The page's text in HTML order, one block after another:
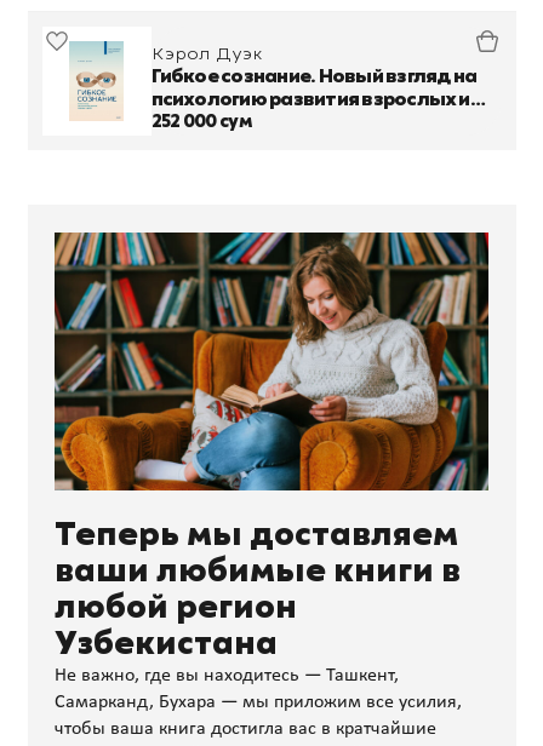
Кэрол Дуэк
Гибкое сознание. Новый взгляд на
психологию развития взрослых и
детей
252 000 сум
Теперь мы доставляем
ваши любимые книги в
любой регион
Узбекистана
Не важно, где вы находитесь — Ташкент,
Самарканд, Бухара — мы приложим все усилия,
чтобы ваша книга достигла вас в кратчайшие